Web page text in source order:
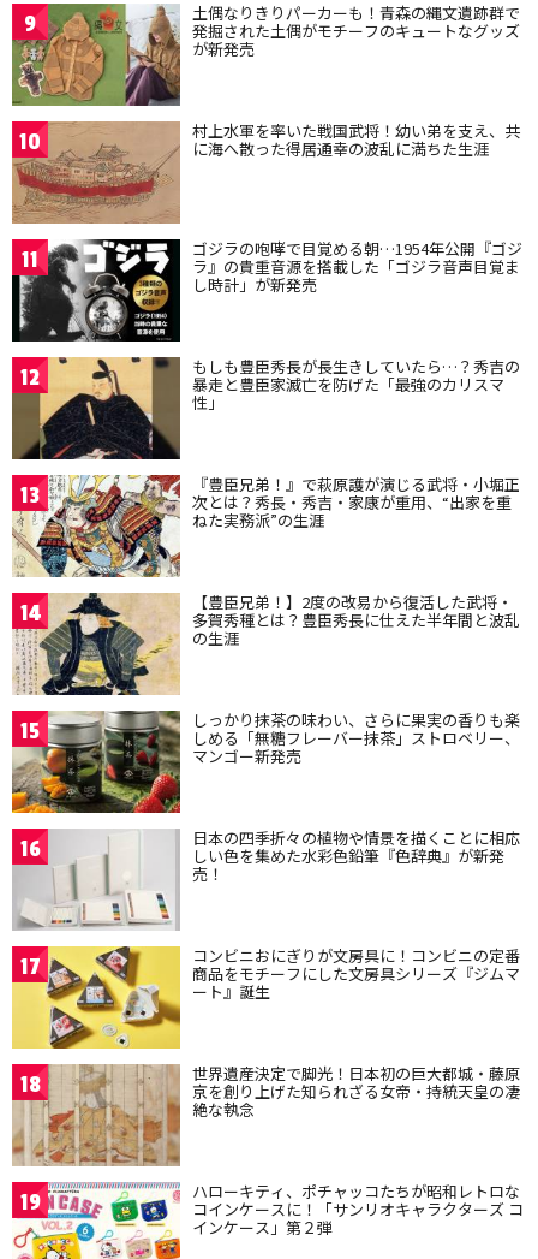
9 土偶なりきりパーカーも！青森の縄文遺跡群で
発掘された土偶がモチーフのキュートなグッズ
が新発売
10 村上水軍を率いた戦国武将！幼い弟を支え、共
に海へ散った得居通幸の波乱に満ちた生涯
11 ゴジラの咆哮で目覚める朝…1954年公開『ゴジ
ラ』の貴重音源を搭載した「ゴジラ音声目覚ま
し時計」が新発売
12 もしも豊臣秀長が長生きしていたら…？秀吉の
暴走と豊臣家滅亡を防げた「最強のカリスマ
性」
13 『豊臣兄弟！』で萩原護が演じる武将・小堀正
次とは？秀長・秀吉・家康が重用、“出家を重
ねた実務派”の生涯
14 【豊臣兄弟！】2度の改易から復活した武将・
多賀秀種とは？豊臣秀長に仕えた半年間と波乱
の生涯
15 しっかり抹茶の味わい、さらに果実の香りも楽
しめる「無糖フレーバー抹茶」ストロベリー、
マンゴー新発売
16 日本の四季折々の植物や情景を描くことに相応
しい色を集めた水彩色鉛筆『色辞典』が新発
売！
17 コンビニおにぎりが文房具に！コンビニの定番
商品をモチーフにした文房具シリーズ『ジムマ
ート』誕生
18 世界遺産決定で脚光！日本初の巨大都城・藤原
京を創り上げた知られざる女帝・持統天皇の凄
絶な執念
19 ハローキティ、ポチャッコたちが昭和レトロな
コインケースに！「サンリオキャラクターズ コ
インケース」第２弾